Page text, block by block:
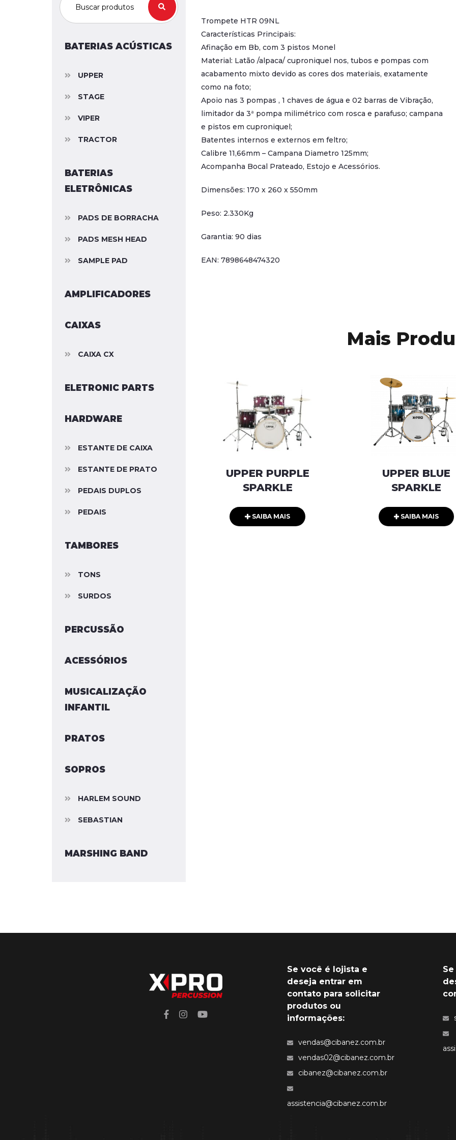
BATERIAS ACÚSTICAS
UPPER
STAGE
VIPER
TRACTOR
BATERIAS
ELETRÔNICAS
PADS DE BORRACHA
PADS MESH HEAD
SAMPLE PAD
AMPLIFICADORES
CAIXAS
CAIXA CX
ELETRONIC PARTS
HARDWARE
ESTANTE DE CAIXA
ESTANTE DE PRATO
PEDAIS DUPLOS
PEDAIS
TAMBORES
TONS
SURDOS
PERCUSSÃO
ACESSÓRIOS
MUSICALIZAÇÃO
INFANTIL
PRATOS
SOPROS
HARLEM SOUND
SEBASTIAN
MARSHING BAND
Trompete HTR 09NL
Características Principais:
Afinação em Bb, com 3 pistos Monel
Material: Latão /alpaca/ cuproniquel nos, tubos e pompas com
acabamento mixto devido as cores dos materiais, exatamente
como na foto;
Apoio nas 3 pompas , 1 chaves de água e 02 barras de Vibração,
limitador da 3ª pompa milimétrico com rosca e parafuso; campana
e pistos em cuproniquel;
Batentes internos e externos em feltro;
Calibre 11,66mm – Campana Diametro 125mm;
Acompanha Bocal Prateado, Estojo e Acessórios.
Dimensões: 170 x 260 x 550mm
Peso: 2.330Kg
Garantia: 90 dias
EAN: 7898648474320
Mais
UPPER PURPLE
SPARKLE
SAIBA MAIS
UPPER BLUE
SPARKLE
SAIBA MAIS
Se você é lojista e
deseja entrar em
contato para solicitar
produtos ou
informações:
vendas@cibanez.com.br
vendas02@cibanez.com.br
cibanez@cibanez.com.br
assistencia@cibanez.com.br